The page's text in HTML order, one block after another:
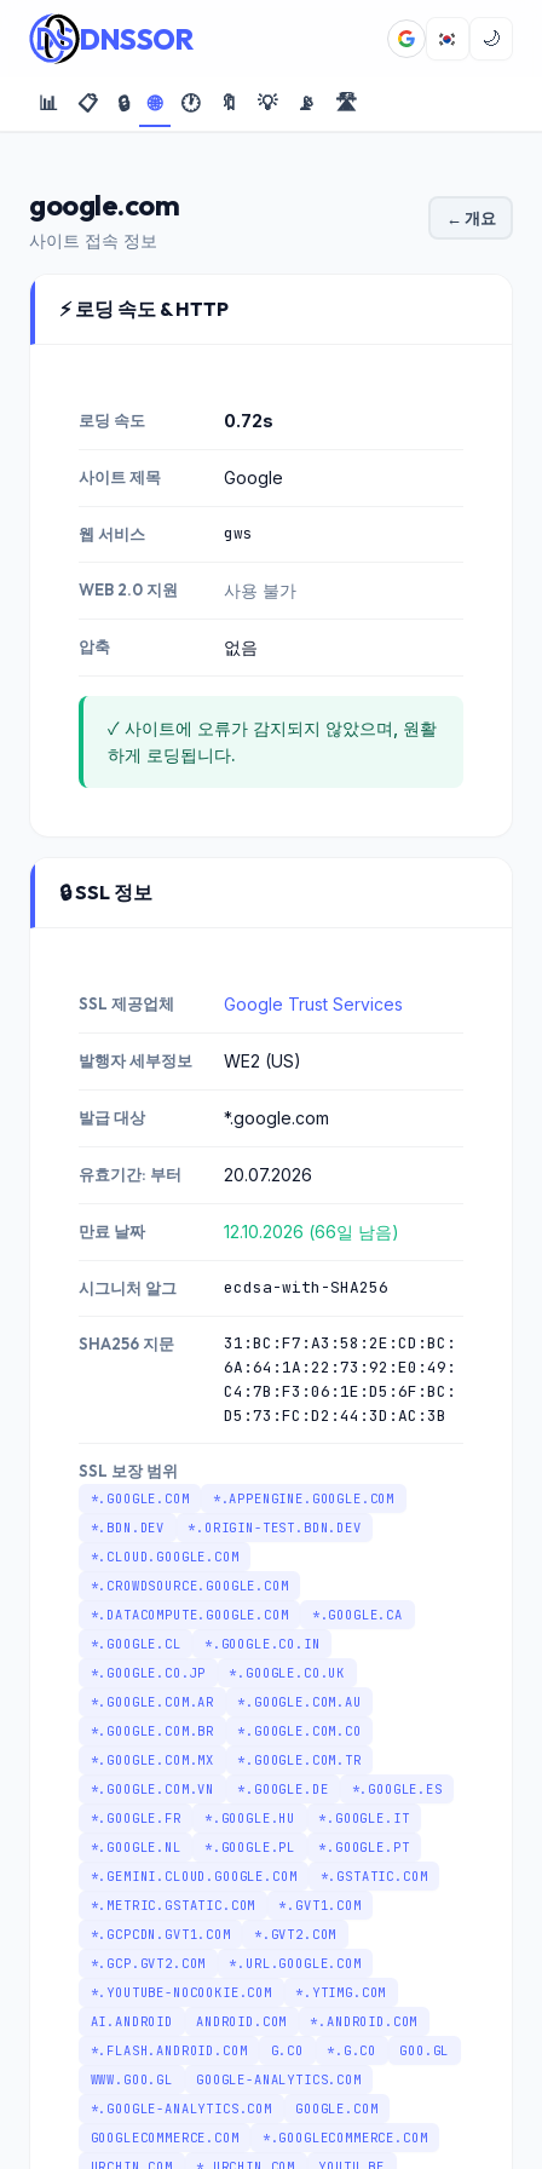
DNSSOR 🌙
📊 📋 🔒 🌐 🕐 🔖 💡 📡 🛣️
google.com
사이트 접속 정보
← 개요
⚡ 로딩 속도 & HTTP
로딩 속도 0.72s
사이트 제목 Google
웹 서비스 gws
WEB 2.0 지원 사용 불가
압축 없음
✓ 사이트에 오류가 감지되지 않았으며, 원활
하게 로딩됩니다.
🔒 SSL 정보
SSL 제공업체 Google Trust Services
발행자 세부정보 WE2 (US)
발급 대상 *.google.com
유효기간: 부터 20.07.2026
만료 날짜 12.10.2026 (66일 남음)
시그니처 알그 ecdsa-with-SHA256
SHA256 지문
31:BC:F7:A3:58:2E:CD:BC:
6A:64:1A:22:73:92:E0:49:
C4:7B:F3:06:1E:D5:6F:BC:
D5:73:FC:D2:44:3D:AC:3B
SSL 보장 범위
*.GOOGLE.COM
*.APPENGINE.GOOGLE.COM
*.BDN.DEV
*.ORIGIN-TEST.BDN.DEV
*.CLOUD.GOOGLE.COM
*.CROWDSOURCE.GOOGLE.COM
*.DATACOMPUTE.GOOGLE.COM
*.GOOGLE.CA
*.GOOGLE.CL
*.GOOGLE.CO.IN
*.GOOGLE.CO.JP
*.GOOGLE.CO.UK
*.GOOGLE.COM.AR
*.GOOGLE.COM.AU
*.GOOGLE.COM.BR
*.GOOGLE.COM.CO
*.GOOGLE.COM.MX
*.GOOGLE.COM.TR
*.GOOGLE.COM.VN
*.GOOGLE.DE
*.GOOGLE.ES
*.GOOGLE.FR
*.GOOGLE.HU
*.GOOGLE.IT
*.GOOGLE.NL
*.GOOGLE.PL
*.GOOGLE.PT
*.GEMINI.CLOUD.GOOGLE.COM
*.GSTATIC.COM
*.METRIC.GSTATIC.COM
*.GVT1.COM
*.GCPCDN.GVT1.COM
*.GVT2.COM
*.GCP.GVT2.COM
*.URL.GOOGLE.COM
*.YOUTUBE-NOCOOKIE.COM
*.YTIMG.COM
AI.ANDROID
ANDROID.COM
*.ANDROID.COM
*.FLASH.ANDROID.COM
G.CO *.G.CO
GOO.GL
WWW.GOO.GL
GOOGLE-ANALYTICS.COM
*.GOOGLE-ANALYTICS.COM
GOOGLE.COM
GOOGLECOMMERCE.COM
*.GOOGLECOMMERCE.COM